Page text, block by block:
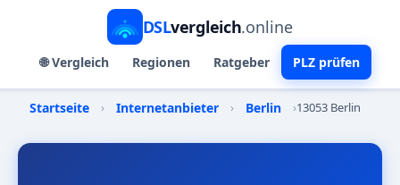
DSLvergleich.online
🌐 Vergleich Regionen Ratgeber PLZ prüfen
Startseite › Internetanbieter › Berlin ›13053 Berlin